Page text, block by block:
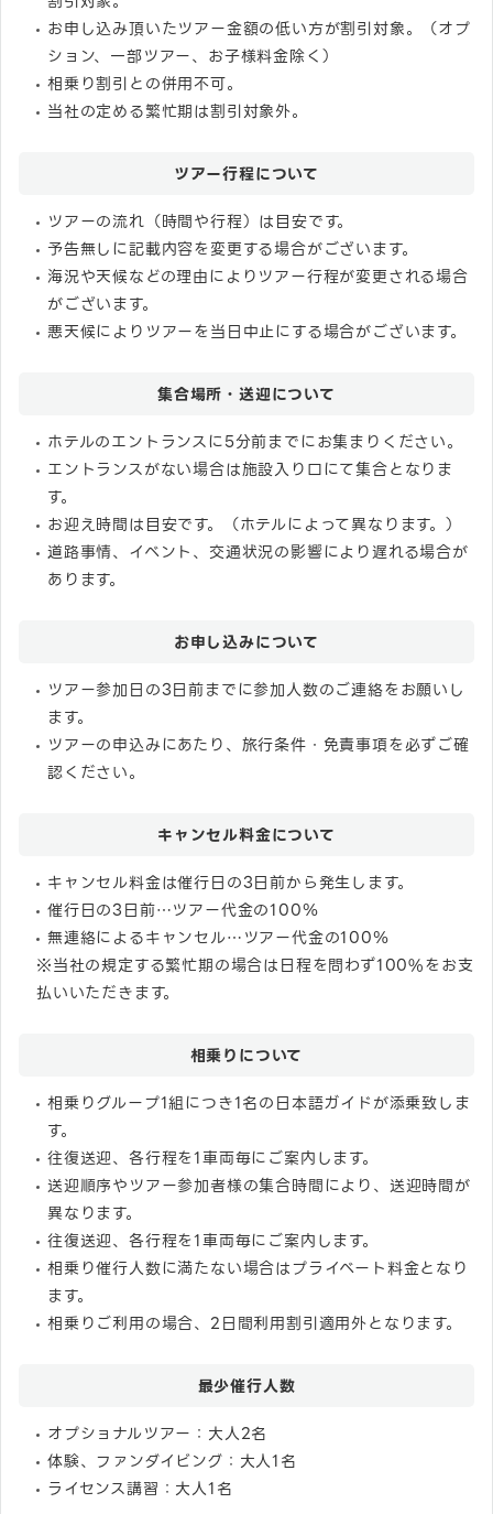
お申し込み頂いたツアー金額の低い方が割引対象。（オプ
ション、一部ツアー、お子様料金除く）
相乗り割引との併用不可。
当社の定める繁忙期は割引対象外。
ツアー行程について
ツアーの流れ（時間や行程）は目安です。
予告無しに記載内容を変更する場合がございます。
海況や天候などの理由によりツアー行程が変更される場合
がございます。
悪天候によりツアーを当日中止にする場合がございます。
集合場所・送迎について
ホテルのエントランスに5分前までにお集まりください。
エントランスがない場合は施設入り口にて集合となりま
す。
お迎え時間は目安です。（ホテルによって異なります。）
道路事情、イベント、交通状況の影響により遅れる場合が
あります。
お申し込みについて
ツアー参加日の3日前までに参加人数のご連絡をお願いし
ます。
ツアーの申込みにあたり、旅行条件・免責事項を必ずご確
認ください。
キャンセル料金について
キャンセル料金は催行日の3日前から発生します。
催行日の3日前…ツアー代金の100％
無連絡によるキャンセル…ツアー代金の100％
※当社の規定する繁忙期の場合は日程を問わず100%をお支
払いいただきます。
相乗りについて
相乗りグループ1組につき1名の日本語ガイドが添乗致しま
す。
往復送迎、各行程を1車両毎にご案内します。
送迎順序やツアー参加者様の集合時間により、送迎時間が
異なります。
往復送迎、各行程を1車両毎にご案内します。
相乗り催行人数に満たない場合はプライベート料金となり
ます。
相乗りご利用の場合、2日間利用割引適用外となります。
最少催行人数
オプショナルツアー：大人2名
体験、ファンダイビング：大人1名
ライセンス講習：大人1名